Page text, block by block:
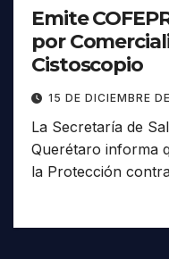
Emite
por
Cistoscopio
15 DE DICIEMBRE
La Secretaría de
Querétaro informa
la Protección